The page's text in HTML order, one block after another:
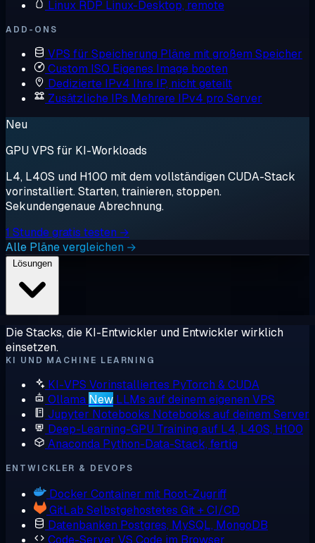
Linux RDP Linux-Desktop, remote
ADD-ONS
VPS für Speicherung Pläne mit großem Speicher
Custom ISO Eigenes Image booten
Dedizierte IPv4 Ihre IP, nicht geteilt
Zusätzliche IPs Mehrere IPv4 pro Server
Neu
GPU VPS für KI-Workloads
L4, L40S und H100 mit dem vollständigen CUDA-Stack
vorinstalliert. Starten, trainieren, stoppen.
Sekundengenaue Abrechnung.
1 Stunde gratis testen →
Alle Pläne vergleichen →
Die Stacks, die KI-Entwickler und Entwickler wirklich
einsetzen.
KI UND MACHINE LEARNING
KI-VPS Vorinstalliertes PyTorch & CUDA
Ollama New LLMs auf deinem eigenen VPS
Jupyter Notebooks Notebooks auf deinem Server
Deep-Learning-GPU Training auf L4, L40S, H100
Anaconda Python-Data-Stack, fertig
ENTWICKLER & DEVOPS
Docker Container mit Root-Zugriff
GitLab Selbstgehostetes Git + CI/CD
Datenbanken Postgres, MySQL, MongoDB
Code-Server VS Code im Browser